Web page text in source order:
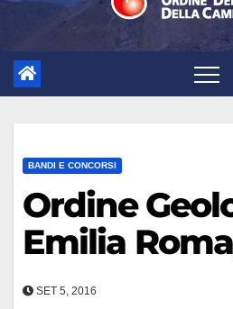
BANDI E CONCORSI
Ordine
Emilia
SET 5, 2016